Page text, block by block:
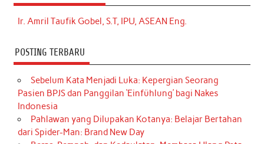
Ir. Amril Taufik Gobel, S.T, IPU, ASEAN Eng.
POSTING TERBARU
Sebelum Kata Menjadi Luka: Kepergian Seorang
Pasien BPJS dan Panggilan ‘Einfühlung’ bagi Nakes
Indonesia
Pahlawan yang Dilupakan Kotanya: Belajar Bertahan
dari Spider-Man: Brand New Day